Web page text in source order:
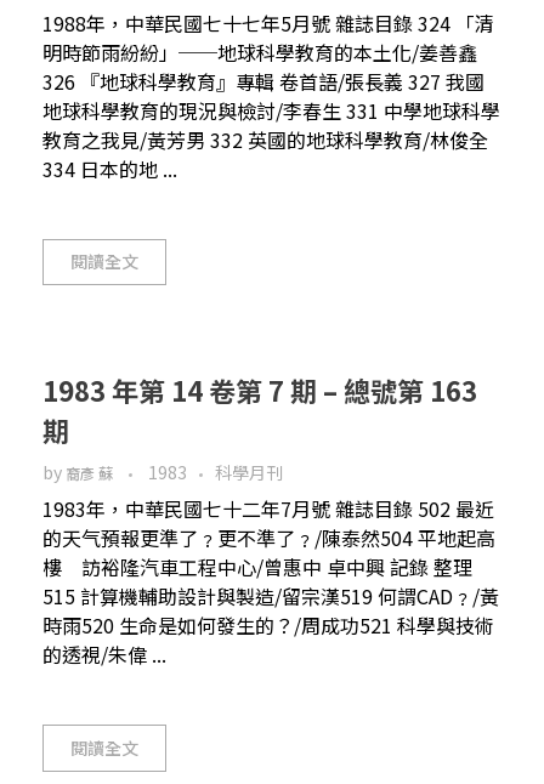
1988年，中華民國七十七年5月號 雜誌目錄 324 「清
明時節雨紛紛」──地球科學教育的本土化/姜善鑫
326 『地球科學教育』專輯 卷首語/張長義 327 我國
地球科學教育的現況與檢討/李春生 331 中學地球科學
教育之我見/黃芳男 332 英國的地球科學教育/林俊全
334 日本的地 ...
閱讀全文
1983 年第 14 卷第 7 期 – 總號第 163
期
by 裔彥 蘇 1983 科學月刊
1983年，中華民國七十二年7月號 雜誌目錄 502 最近
的天气預報更準了﹖更不準了﹖/陳泰然504 平地起高
樓 訪裕隆汽車工程中心/曾惠中 卓中興 記錄 整理
515 計算機輔助設計與製造/留宗漢519 何謂CAD﹖/黃
時雨520 生命是如何發生的？/周成功521 科學與技術
的透視/朱偉 ...
閱讀全文